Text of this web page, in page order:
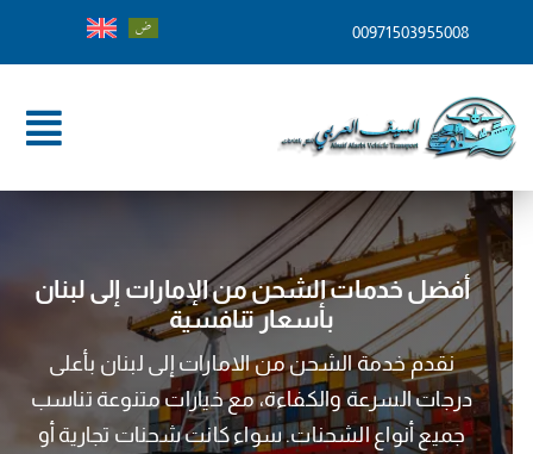
00971503955008
الرئيسية
وجهات الشحن
أفضل خدمات الشحن من الإمارات إلى لبنان
بأسعار تنافسية
نقدم خدمة الشحن من الامارات إلى لبنان بأعلى
درجات السرعة والكفاءة، مع خيارات متنوعة تناسب
جميع أنواع الشحنات. سواء كانت شحنات تجارية أو